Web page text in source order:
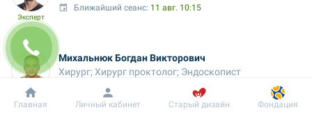
Эксперт
Ближайший сеанс: 11 авг. 10:15
Михальнюк Богдан Викторович
Хирург; Хирург проктолог; Эндоскопист
Ближайший сеанс:
11 авг. 17:00
Онлайн с:
11 авг. 08:00
Добробут Информация Пациенту
Главная Личный кабинет Старый дизайн Фондация